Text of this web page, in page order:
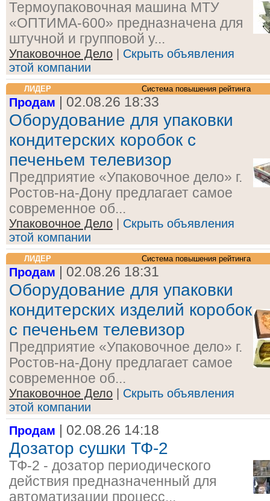
Термоупаковочная машина МТУ
«ОПТИМА-600» предназначена для
штучной и групповой у...
Упаковочное Дело
Скрыть объявления
этой компании
ЛИДЕР Система повышения рейтинга
Продам | 02.08.26 18:33
Оборудование для упаковки
кондитерских коробок с
печеньем телевизор
Предприятие «Упаковочное дело» г.
Ростов-на-Дону предлагает самое
современное об...
Упаковочное Дело
Скрыть объявления
этой компании
ЛИДЕР Система повышения рейтинга
Продам | 02.08.26 18:31
Оборудование для упаковки
кондитерских изделий коробок
с печеньем телевизор
Предприятие «Упаковочное дело» г.
Ростов-на-Дону предлагает самое
современное об...
Упаковочное Дело
Скрыть объявления
этой компании
Продам
| 02.08.26 14:18
Дозатор сушки ТФ-2
ТФ-2 - дозатор периодического
действия предназначенный для
автоматизации процесс...